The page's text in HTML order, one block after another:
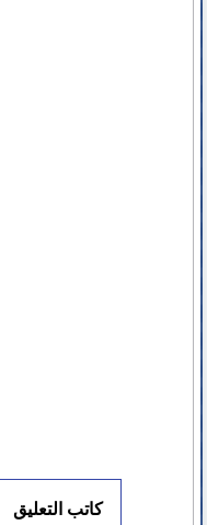
كاتب التعليق